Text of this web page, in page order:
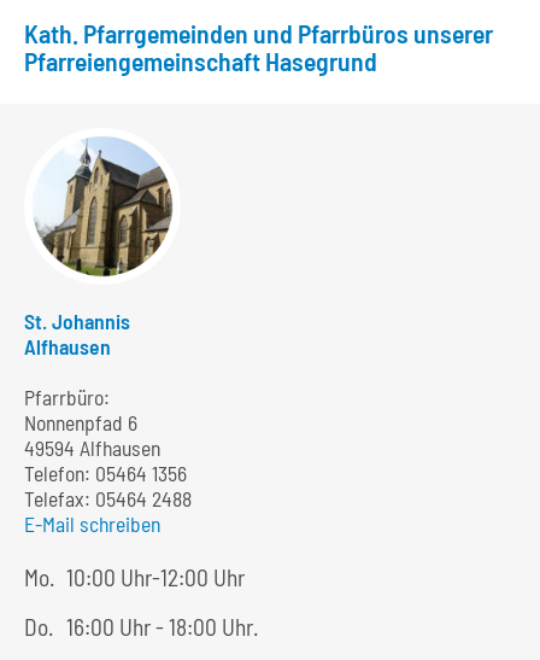
Kath. Pfarrgemeinden und Pfarrbüros unserer
Pfarreiengemeinschaft Hasegrund
St. Johannis
Alfhausen
Pfarrbüro:
Nonnenpfad 6
49594 Alfhausen
Telefon: 05464 1356
Telefax: 05464 2488
E-Mail schreiben
Mo.
10:00 Uhr-12:00 Uhr
Do.
16:00 Uhr - 18:00 Uhr.